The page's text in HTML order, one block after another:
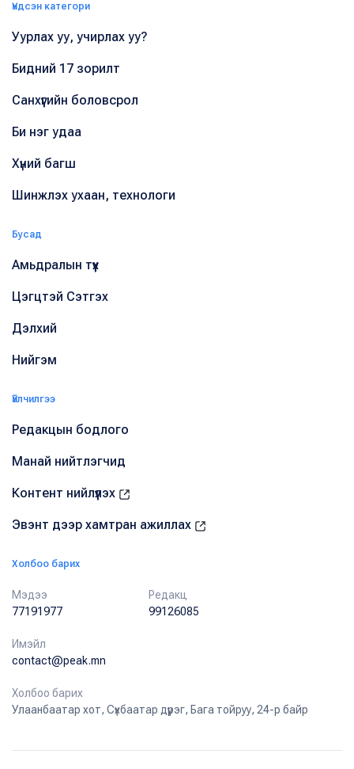
Үндсэн категори
Уурлах уу, учирлах уу?
Бидний 17 зорилт
Санхүүгийн боловсрол
Би нэг удаа
Хүний багш
Шинжлэх ухаан, технологи
Бусад
Амьдралын түүх
Цэгцтэй Сэтгэх
Дэлхий
Нийгэм
Үйлчилгээ
Редакцын бодлого
Манай нийтлэгчид
Контент нийлүүлэх
Эвэнт дээр хамтран ажиллах
Холбоо барих
Мэдээ
77191977
Редакц
99126085
Имэйл
contact@peak.mn
Холбоо барих
Улаанбаатар хот, Сүхбаатар дүүрэг, Бага тойруу, 24-р байр